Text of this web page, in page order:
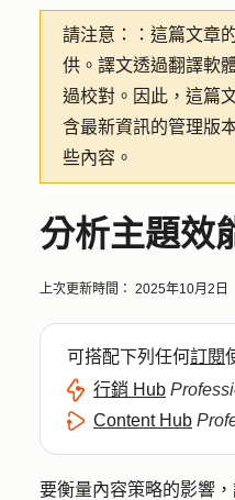
請注意：
：這篇文章
供。譯文透過翻譯軟
過校對。因此，這篇
含最新資訊的管理版
些內容。
分析主題效
上次更新時間： 2025年10月2日
可搭配下列任何訂閱
行銷 Hub
Content Hub
要衡量內容策略的影響